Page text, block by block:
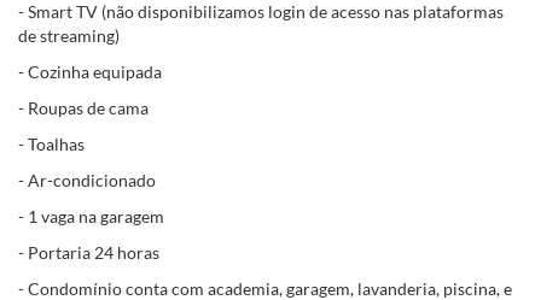
- Smart TV (não disponibilizamos login de acesso nas plataformas
de streaming)
- Cozinha equipada
- Roupas de cama
- Toalhas
- Ar-condicionado
- 1 vaga na garagem
- Portaria 24 horas
- Condomínio conta com academia, garagem, lavanderia, piscina, e